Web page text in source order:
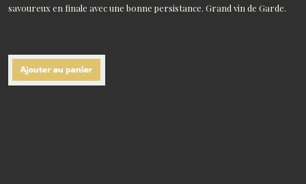
savoureux en finale avec une bonne persistance. Grand vin de Garde.